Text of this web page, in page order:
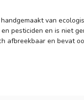
van
pesticiden en is niet
afbreekbaar en bevat